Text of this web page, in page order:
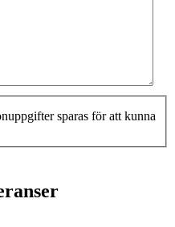
sparas för att kunna